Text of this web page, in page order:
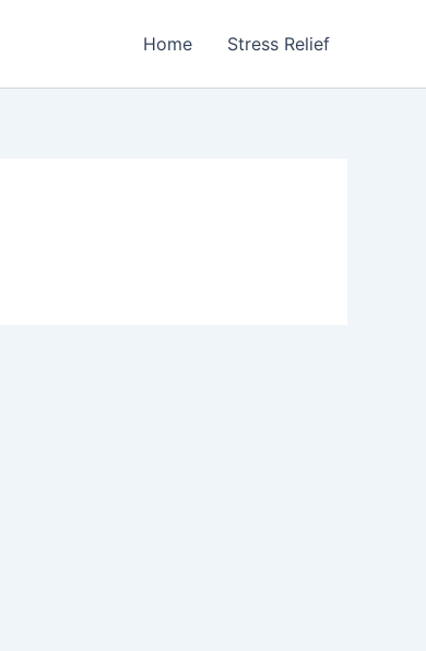
Home Stress Relief